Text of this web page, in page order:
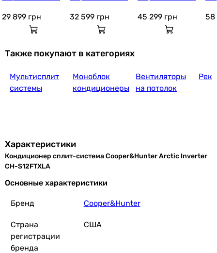
Купить
Cooper&Hunter Majesty
34 799грн
27 519грн
29 018
H-S09FTXLA2-NG
29 899 грн
H-S12FTXLA2-NG
32 599 грн
H-S18FTXLA2-NG
45 299 грн
H-
58
Также покупают в категориях
Мультисплит
системы
Моноблок
кондиционеры
Вентиляторы
на потолок
Характеристики
Кондиционер сплит-система Cooper&Hunter Arctic Inverter
CH-S12FTXLA
Основные характеристики
Бренд Cooper&Hunter
Страна
регистрации
бренда
США